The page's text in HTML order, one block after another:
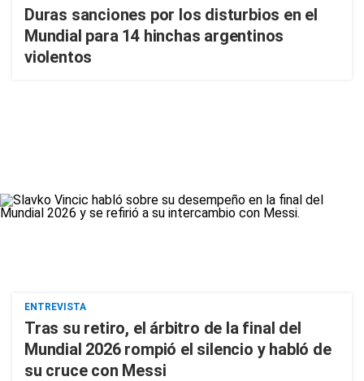
Duras sanciones por los disturbios en el
Mundial para 14 hinchas argentinos
violentos
ENTREVISTA
Tras su retiro, el árbitro de la final del
Mundial 2026 rompió el silencio y habló de
su cruce con Messi